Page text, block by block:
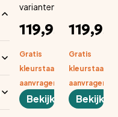
varianten
119,95
per aantal
Gratis
kleurstaal
aanvragen
Bekijken
119,95
Gratis
kleurstaal
aanvragen
Bekijken
in
te
rie
ur
ad
vi
es
Onze